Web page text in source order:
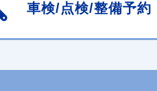
車検/点検/整備予約